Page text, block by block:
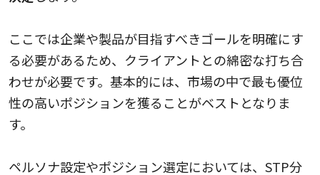
ここでは企業や製品が目指すべきゴールを明確にす
る必要があるため、クライアントとの綿密な打ち合
わせが必要です。基本的には、市場の中で最も優位
性の高いポジションを獲ることがベストとなりま
す。
ペルソナ設定やポジション選定においては、STP分